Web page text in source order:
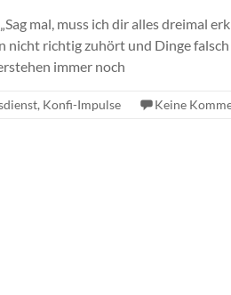
mal, muss ich dir alles dreimal
nicht richtig zuhört und Dinge
immer noch
, Konfi-Impulse Keine